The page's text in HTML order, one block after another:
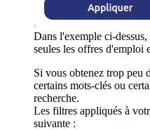
Dans l'exemple ci-
seules les offres d'emploi
Si vous obtenez trop peu
certains mots-clés ou
recherche.
Les filtres appliqués à
suivante :